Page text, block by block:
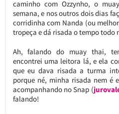
caminho com Ozzynho, o
semana, e nos outros dois dias
corridinha com Nanda (ou
tropeça e dá risada o tempo todo
Ah, falando do muay thai,
encontrei uma leitora lá, e ela
que eu dava risada a turma
porque né, minha risada nem é
acompanhando no Snap (
falando!